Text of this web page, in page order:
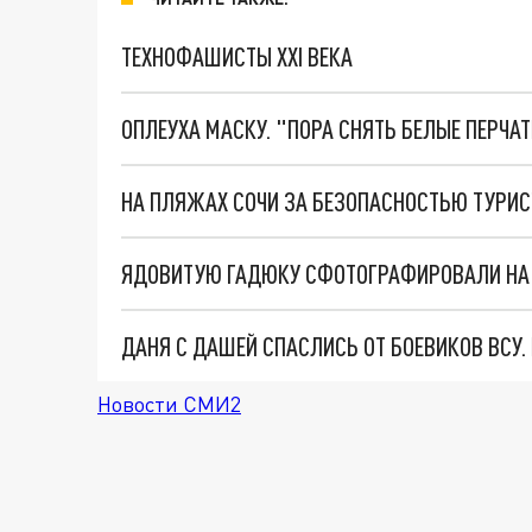
ТЕХНОФАШИСТЫ XXI ВЕКА
ОПЛЕУХА МАСКУ. "ПОРА СНЯТЬ БЕЛЫЕ
ЯДОВИТУЮ ГАДЮКУ СФОТОГРАФИРОВАЛИ
ДАНЯ С ДАШЕЙ СПАСЛИСЬ ОТ БОЕВИКОВ
Новости СМИ2